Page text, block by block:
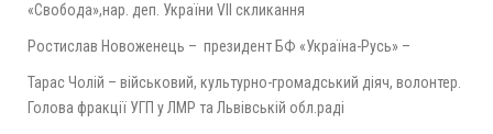
«Свобода»,нар. деп. України VII скликання
Ростислав Новоженець – президент БФ «Україна-Русь» –
Тарас Чолій – військовий, культурно-громадський діяч, волонтер.
Голова фракції УГП у ЛМР та Львівській обл.раді